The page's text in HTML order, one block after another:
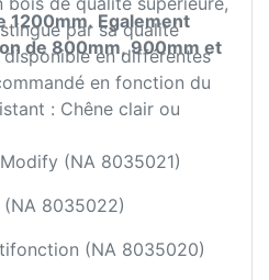
par sa qualité
en différentes
en fonction du
: Chêne clair ou
1200mm. Egalement
de 800mm, 900mm et
(NA 8035021)
8035022)
(NA 8035020)